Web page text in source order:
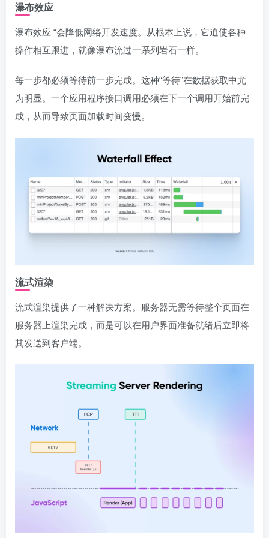
瀑布效应
瀑布效应 “会降低网络开发速度。从根本上说，它迫使各种
操作相互跟进，就像瀑布流过一系列岩石一样。
每一步都必须等待前一步完成。这种“等待”在数据获取中尤
为明显。一个应用程序接口调用必须在下一个调用开始前完
成，从而导致页面加载时间变慢。
流式渲染
流式渲染提供了一种解决方案。服务器无需等待整个页面在
服务器上渲染完成，而是可以在用户界面准备就绪后立即将
其发送到客户端。